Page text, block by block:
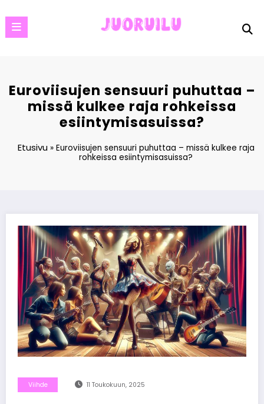
to
content
Euroviisujen sensuuri puhuttaa –
missä kulkee raja rohkeissa
esiintymisasuissa?
Etusivu» Euroviisujen sensuuri puhuttaa – missä kulkee raja
rohkeissa esiintymisasuissa?
Viihde 11 Toukokuun, 2025